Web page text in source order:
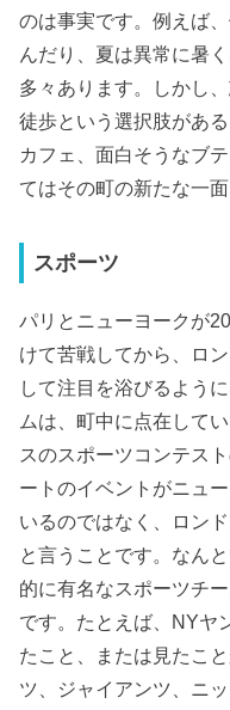
のは事実です。例えば
んだり、夏は異常に暑
多々あります。しかし
徒歩という選択肢があ
カフェ、面白そうなブ
てはその町の新たな一
スポーツ
パリとニューヨークが
けて苦戦してから、ロ
して注目を浴びるよう
ムは、町中に点在して
スのスポーツコンテス
ートのイベントがニュ
いるのではなく、ロン
と言うことです。なん
的に有名なスポーツチ
です。たとえば、NYヤ
たこと、または見たこ
ツ、ジャイアンツ、ニ